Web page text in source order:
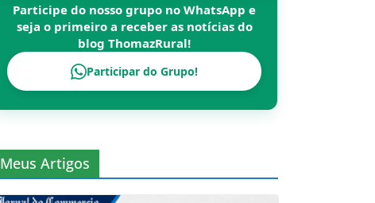
Participe do nosso grupo no WhatsApp e
seja o primeiro a receber as notícias do
blogThomazRural!
Participar do Grupo!
Meus Artigos